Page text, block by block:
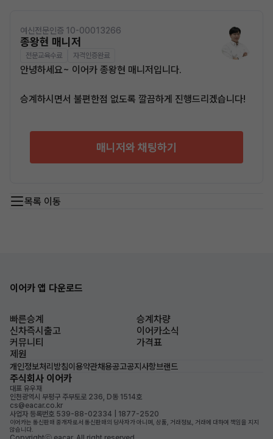
여신전문인증 10-00013266
종왕현 매니저
전문교육수료 자격인증완료
안녕하세요~ 이어카 종왕현 매니저입니다.
승계하시면서 불편한점 없도록 깔끔하게 진행드리겠습니다!
매니저와 채팅하기
목록 이동
이어카 앱 다운로드
빠른승계
승계차량
신차즉시출고
이어카소식
커뮤니티
가격표
제원
개인정보처리방침이용약관채용공고공지사항브랜드
주식회사 이어카
대표 유우재
인천광역시 부평구 주부토로 236, D동 1514호
cs@eacar.co.kr
사업자 등록번호 539-88-02334 | 1877-2520
이어카는 통신판매 중개자로서 통신판매의 당사자가 아니며, 상품, 거래정보, 거래에 대하여 책임을 지지
않습니다.